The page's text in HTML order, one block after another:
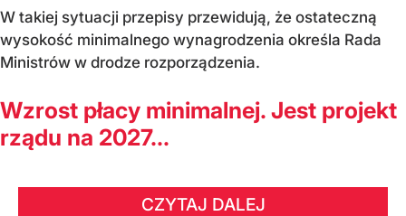
W takiej sytuacji przepisy przewidują, że ostateczną
wysokość minimalnego wynagrodzenia określa Rada
Ministrów w drodze rozporządzenia.
Wzrost płacy minimalnej. Jest projekt
rządu na 2027...
CZYTAJ DALEJ